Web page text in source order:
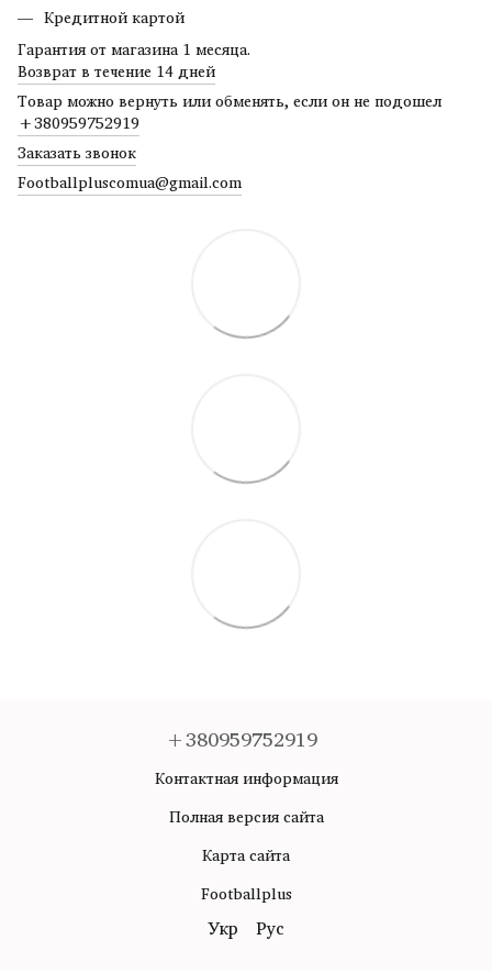
Кредитной картой
Гарантия от магазина 1 месяца.
Возврат в течение 14 дней
Товар можно вернуть или обменять, если он не подошел
+380959752919
Заказать звонок
Footballpluscomua@gmail.com
+380959752919
Контактная информация
Полная версия сайта
Карта сайта
Footballplus
Укр Рус